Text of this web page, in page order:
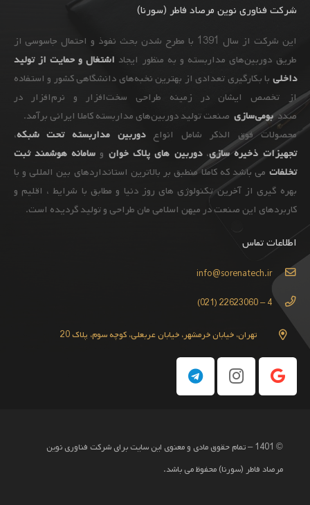
شرکت فناوری نوین مرصاد فاطر (سورنا)
این شرکت از سال 1391 با مطرح شدن بحث نفوذ و احتمال جاسوسی از
طریق دوربین‌های مداربسته و به ‌منظور ایجاد اشتغال و حمایت از تولید
داخلی با بکارگیری تعدادی از بهترین نخبه‌های دانشگاهی کشور و استفاده
از تخصص ایشان در زمینه طراحی سخت‌افزار و نرم‌افزار در
صددبومی‌سازی صنعت تولید دوربین‌های مداربسته کاملا ایرانی برآمد.
محصولات فوق الذکر شامل انواع دوربین مداربسته تحت شبکه،
تجهیزات ذخیره سازی، دوربین های پلاک خوان وسامانه هوشمند ثبت
تخلفات می باشد که کاملا منطبق بر بالاترین استانداردهای بین المللی و با
بهره گیری از آخرین تکنولوژی های روز دنیا و مطابق با شرایط ، اقلیم و
کاربردهای این صنعت در میهن اسلامی مان طراحی و تولید گردیده است.
اطلاعات تماس
info@sorenatech.ir
4 – 22623060 (021)
تهران، خیابان خرمشهر، خیابان عربعلی، کوچه سوم، پلاک 20
© 1401 – تمام حقوق مادی و معنوی این سایت برای شرکت فناوری نوین
مرصاد فاطر (سورنا) محفوظ می باشد.